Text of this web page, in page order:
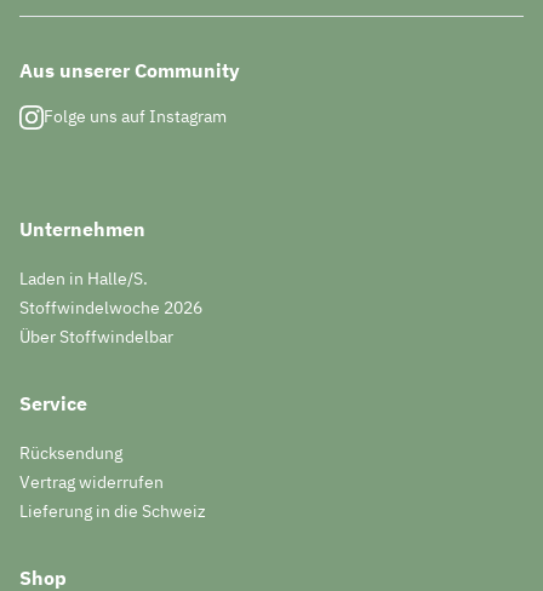
Aus unserer Community
Folge uns auf Instagram
Unternehmen
Laden in Halle/S.
Stoffwindelwoche 2026
Über Stoffwindelbar
Service
Rücksendung
Vertrag widerrufen
Lieferung in die Schweiz
Shop